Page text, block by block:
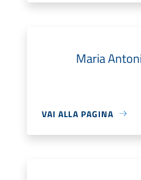
Maria
VAI ALLA PAGINA